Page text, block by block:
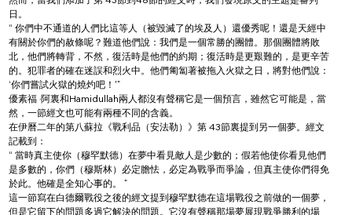
日。
“ 你們中不通道的人們比這等人（被毀滅了的埃及人）還優秀呢！還是天經中
有關於你們的赦條呢？難道他們說：我們是一個常勝的團體。那個團體將敗
北，他們將轉背，不然，復活時是他們的約期；復活時是更艱難的，是更辛苦
的。犯罪者的確在迷誤和烈火中。他們匍匐著被拖入火獄之日，將對他們說：
‘你們嘗試火獄的燒灼吧！'”
優素福 ·阿裏和Hamidullah兩人都沒有聲稱它是一個預言，雖然它可能是，當
然，一節經文也可能有兩種不同的含義。
在伊曆二年的第八蘇拉《戰利品（安法勒）》第 43節裏提到另一個夢。經文
記載到：
“ 當時真主使你（穆罕默德）在夢中看見敵人是少數的；假若他使你看見他們
是多數的，你們（穆斯林）必定膽怯，必定為戰爭而爭論，但真主使你們得免
於此。他確是全知心事的。 ”
這一節寫在白德爾戰役之後的經文提到穆罕默德在這場戰役之前做的一個夢，
但是它留下的問題多過它解決的問題。它沒有聲稱那場夢展現戰爭勝利的場